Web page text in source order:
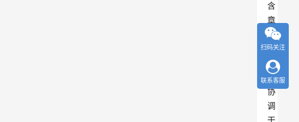
含
章
酒
，
酒
体
协
调
干
扫码关注
联系客服